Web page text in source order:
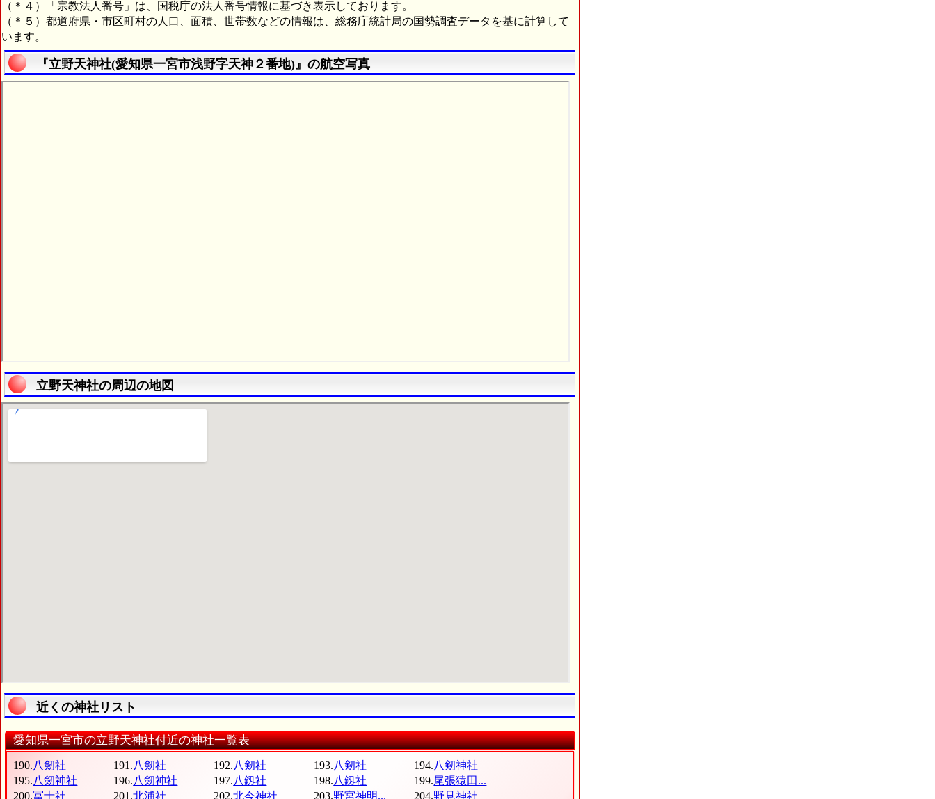
（＊４）「宗教法人番号」は、国税庁の法人番号情報に基づき表示しております。
（＊５）都道府県・市区町村の人口、面積、世帯数などの情報は、総務庁統計局の国勢調査データを基に計算して
います。
『立野天神社(愛知県一宮市浅野字天神２番地)』の航空写真
立野天神社の周辺の地図
近くの神社リスト
愛知県一宮市の立野天神社付近の神社一覧表
190.八剱社 191.八剱社 192.八剱社 193.八剱社 194.八剱神社
195.八剱神社 196.八剱神社 197.八釼社 198.八釼社 199.尾張猿田...
200.冨士社 201.北浦社 202.北今神社 203.野宮神明... 204.野見神社